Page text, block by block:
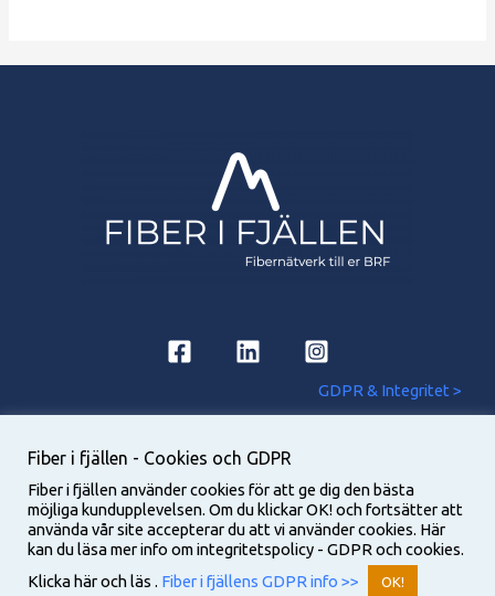
GDPR & Integritet >
Copyright © 2026 Fiber i fjällen | Powered byLGIT
Fiber i fjällen - Cookies och GDPR
Fiber i fjällen använder cookies för att ge dig den bästa
möjliga kundupplevelsen. Om du klickar OK! och fortsätter att
använda vår site accepterar du att vi använder cookies. Här
kan du läsa mer info om integritetspolicy - GDPR och cookies.
Klicka här och läs . Fiber i fjällens GDPR info >> OK!